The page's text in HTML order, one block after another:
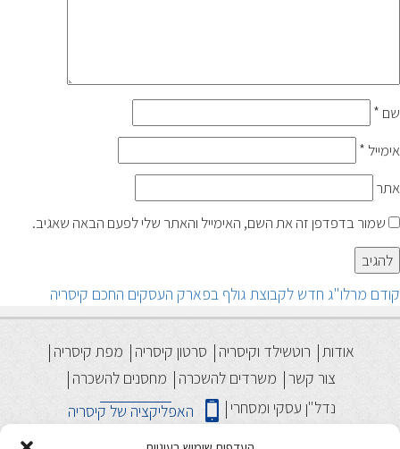
שם *
אימייל *
אתר
שמור בדפדפן זה את השם, האימייל והאתר שלי לפעם הבאה שאגיב.
ניווט
קודם הפוסט
הקודם:
מרלו"ג חדש לקבוצת גולף בפארק העסקים החכם קיסריה
אודות רוטשילד וקיסריה סרטון קיסריה
מפת קיסריה
צור קשר
משרדים להשכרה
מחסנים להשכרה
נדל"ן עסקי ומסחרי
האפליקציה של קיסריה
פארק תעשיה קיסריה